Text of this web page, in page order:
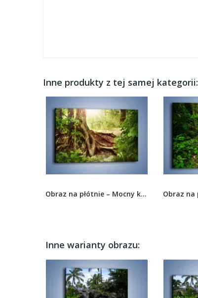
Inne produkty z tej samej kategorii:
Obraz na płótnie – Wąską ścieżką leśną –...
Inne warianty obrazu: